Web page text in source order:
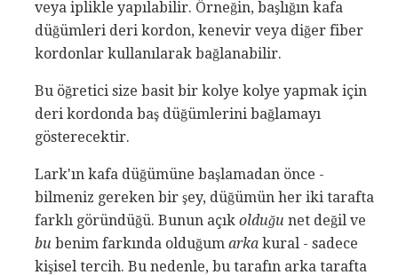
veya iplikle yapılabilir. Örneğin, başlığın kafa
düğümleri deri kordon, kenevir veya diğer fiber
kordonlar kullanılarak bağlanabilir.
Bu öğretici size basit bir kolye kolye yapmak için
deri kordonda baş düğümlerini bağlamayı
gösterecektir.
Lark'ın kafa düğümüne başlamadan önce -
bilmeniz gereken bir şey, düğümün her iki tarafta
farklı göründüğü. Bunun açık olduğu net değil ve
bu benim farkında olduğum arka kural - sadece
kişisel tercih. Bu nedenle, bu tarafın arka tarafta